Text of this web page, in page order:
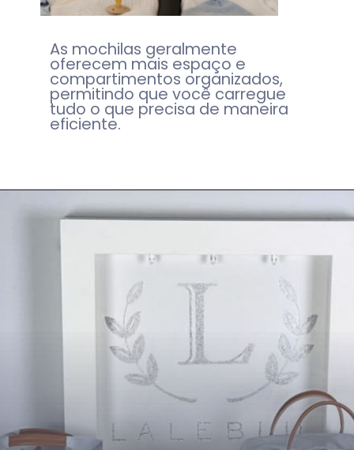
As mochilas geralmente
oferecem mais espaço e
compartimentos organizados,
permitindo que você carregue
tudo o que precisa de maneira
eficiente.